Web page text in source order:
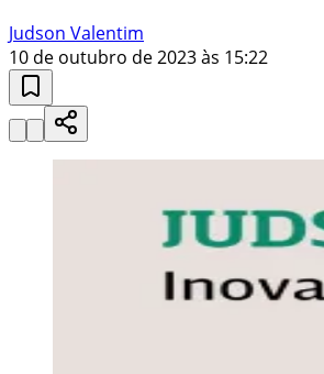
Judson Valentim
10 de outubro de 2023 às 15:22